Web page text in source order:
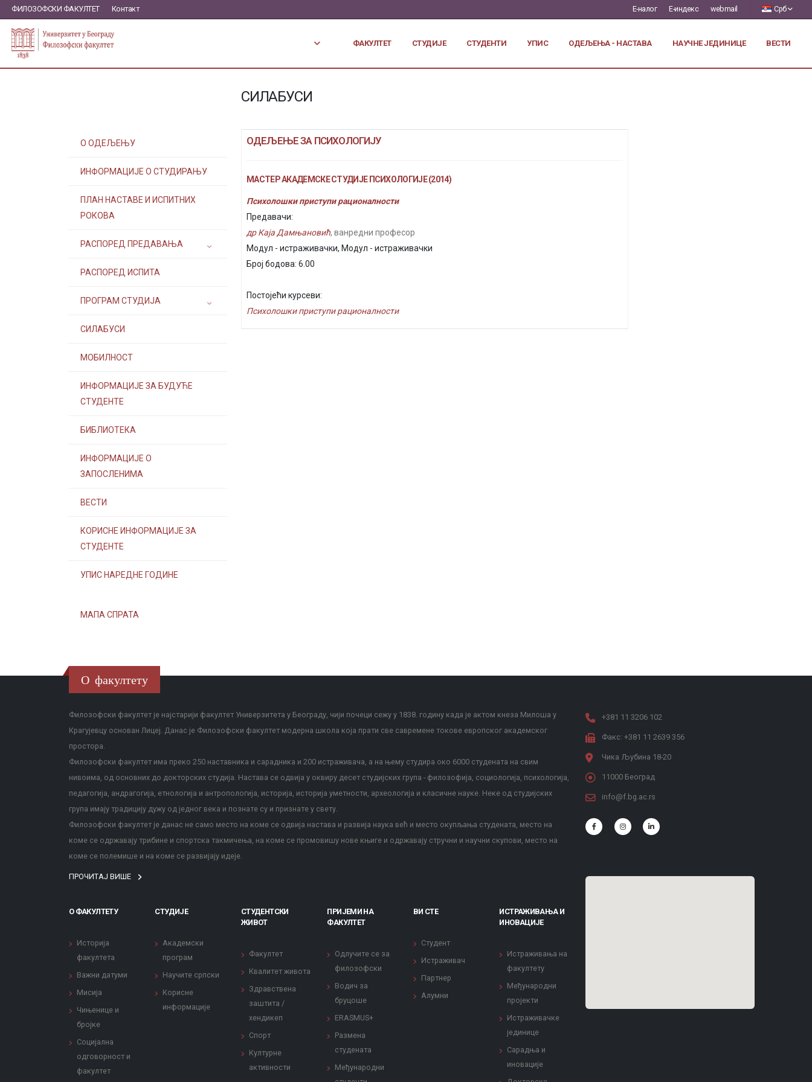
ФИЛОЗОФСКИ ФАКУЛТЕТ Контакт Е-налог Е-индекс webmail Срб
ФАКУЛТЕТ СТУДИЈЕ СТУДЕНТИ УПИС ОДЕЉЕЊА - НАСТАВА НАУЧНЕ ЈЕДИНИЦЕ ВЕСТИ
СИЛАБУСИ
О ОДЕЉЕЊУ
ИНФОРМАЦИЈЕ О СТУДИРАЊУ
ПЛАН НАСТАВЕ И ИСПИТНИХ
РОКОВА
РАСПОРЕД ПРЕДАВАЊА
РАСПОРЕД ИСПИТА
ПРОГРАМ СТУДИЈА
СИЛАБУСИ
МОБИЛНОСТ
ИНФОРМАЦИЈЕ ЗА БУДУЋЕ
СТУДЕНТЕ
БИБЛИОТЕКА
ИНФОРМАЦИЈЕ О
ЗАПОСЛЕНИМА
ВЕСТИ
КОРИСНЕ ИНФОРМАЦИЈЕ ЗА
СТУДЕНТЕ
УПИС НАРЕДНЕ ГОДИНЕ
МАПА СПРАТА
ОДЕЉЕЊЕ ЗА ПСИХОЛОГИЈУ
МАСТЕР АКАДЕМСКЕ СТУДИЈЕ ПСИХОЛОГИЈЕ (2014)
Психолошки приступи рационалности
Предавачи:
др Каја Дамњановић, ванредни професор
Модул - истраживачки, Модул - истраживачки
Број бодова: 6.00
Постојећи курсеви:
Психолошки приступи рационалности
О факултету
Филозофски факултет је најстарији факултет Универзитета у Београду, чији почеци сежу у 1838. годину када је актом кнеза Милоша у
Крагујевцу основан Лицеј. Данас је Филозофски факултет модерна школа која прати све савремене токове европског академског
простора.
Филозофски факултет има преко 250 наставника и сарадника и 200 истраживача, а на њему студира око 6000 студената на свим
нивоима, од основних до докторских студија. Настава се одвија у оквиру десет студијских група - филозофија, социологија, психологија,
педагогија, андрагогија, етнологија и антропологија, историја, историја уметности, археологија и класичне науке. Неке од студијских
група имају традицију дужу од једног века и познате су и признате у свету.
Филозофски факултет је данас не само место на коме се одвија настава и развија наука већ и место окупљања студената, место на
коме се одржавају трибине и спортска такмичења, на коме се промовишу нове књиге и одржавају стручни и научни скупови, место на
коме се полемише и на коме се развијају идеје.
ПРОЧИТАЈ ВИШЕ
О ФАКУЛТЕТУ
Историја
факултета
Важни датуми
Мисија
Чињенице и
бројке
Социјална
одговорност и
факултет
СТУДИЈЕ
Академски
програм
Научите српски
Корисне
информације
СТУДЕНТСКИ
ЖИВОТ
Факултет
Квалитет живота
Здравствена
заштита /
хендикеп
Спорт
Културне
активности
ПРИЈЕМИ НА
ФАКУЛТЕТ
Одлучите се за
филозофски
Водич за
бруцоше
ERASMUS+
Размена
студената
Међународни
ВИ СТЕ
Студент
Истраживач
Партнер
Алумни
ИСТРАЖИВАЊА И
ИНОВАЦИЈЕ
Истраживања на
факултету
Међународни
пројекти
Истраживачке
јединице
Сарадња и
иновације
+381 11 3206 102
Факс: +381 11 2639 356
Чика Љубина 18-20
11000 Београд
info@f.bg.ac.rs